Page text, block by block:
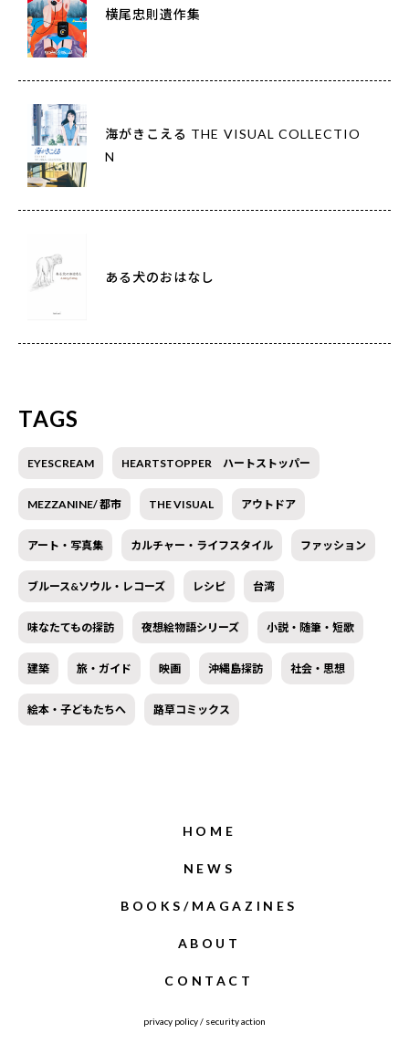
横尾忠則遺作集
海がきこえる THE VISUAL COLLECTIO
N
ある犬のおはなし
TAGS
EYESCREAM HEARTSTOPPER ハートストッパー
MEZZANINE/ 都市 THE VISUAL アウトドア
アート・写真集 カルチャー・ライフスタイル ファッション
ブルース&ソウル・レコーズ レシピ 台湾
味なたてもの探訪 夜想絵物語シリーズ 小説・随筆・短歌
建築 旅・ガイド 映画 沖縄島探訪 社会・思想
絵本・子どもたちへ 路草コミックス
HOME
NEWS
BOOKS/MAGAZINES
ABOUT
CONTACT
privacy policy/ security action